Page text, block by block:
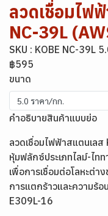
ลวดเชื่อมไฟ
NC-39L
SKU : KOBE NC-39L
฿595
ขนาด
5.0 ราคา/กก.
คำอธิบายสินค้าแบบย่อ
ลวดเชื่อมไฟฟ้าสแตนเลส
หุ้มฟลักซ์ประเภทไลม์-ไ
เพื่อการเชื่อมต่อโลหะต่
การแตกร้าวและความร้
E309L-16